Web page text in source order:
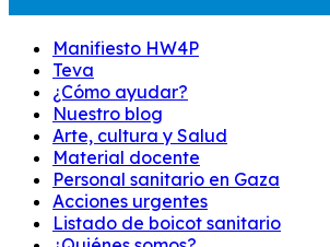
Manifiesto HW4P
Teva
¿Cómo ayudar?
Nuestro blog
Arte, cultura y Salud
Material docente
Personal sanitario en Gaza
Acciones urgentes
Listado de boicot sanitario